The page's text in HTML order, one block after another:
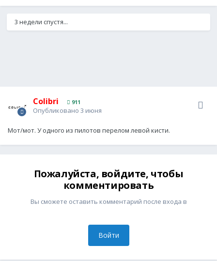
3 недели спустя...
Colibri 911
Опубликовано 3 июня
Мот/мот. У одного из пилотов перелом левой кисти.
Пожалуйста, войдите, чтобы
комментировать
Вы сможете оставить комментарий после входа в
Войти